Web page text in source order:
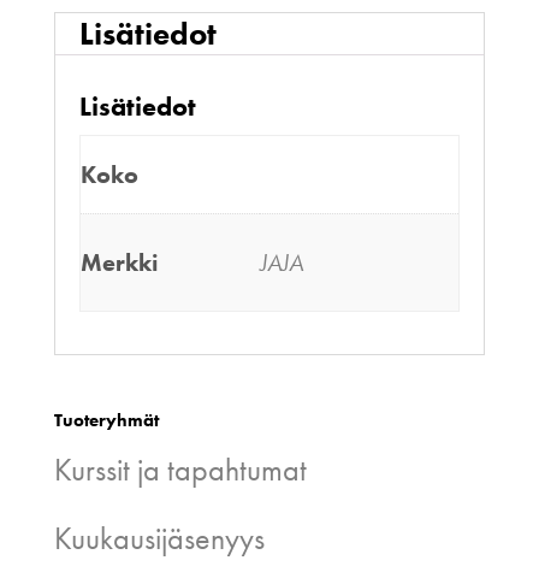
40-
määrä
Lisätiedot
Lisätiedot
Koko
Merkki JAJA
Tuoteryhmät
Kurssit ja tapahtumat
Kuukausijäsenyys